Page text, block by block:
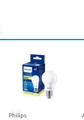
philips